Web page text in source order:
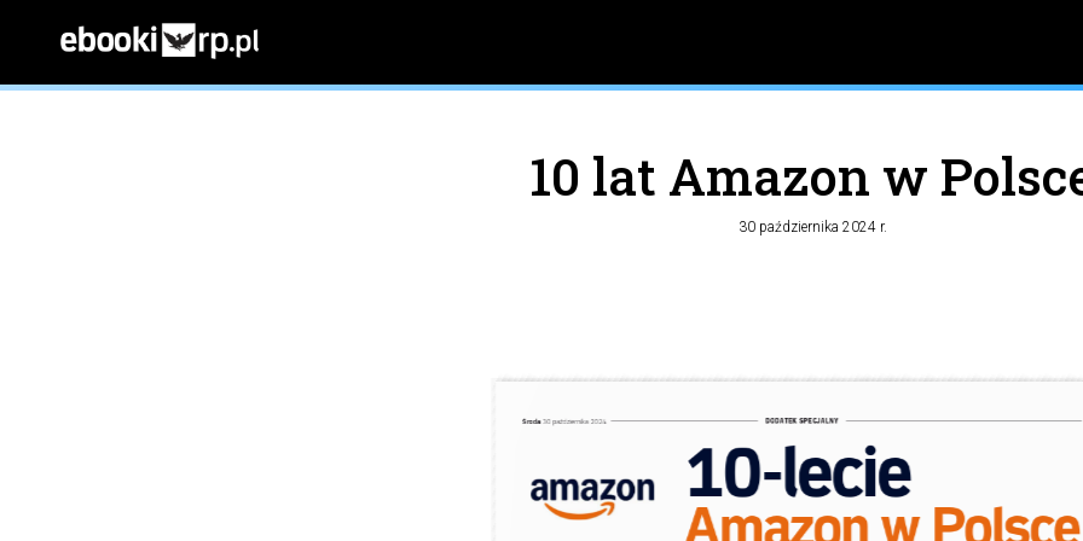
10 lat Amazon w
30 października 2024 r.